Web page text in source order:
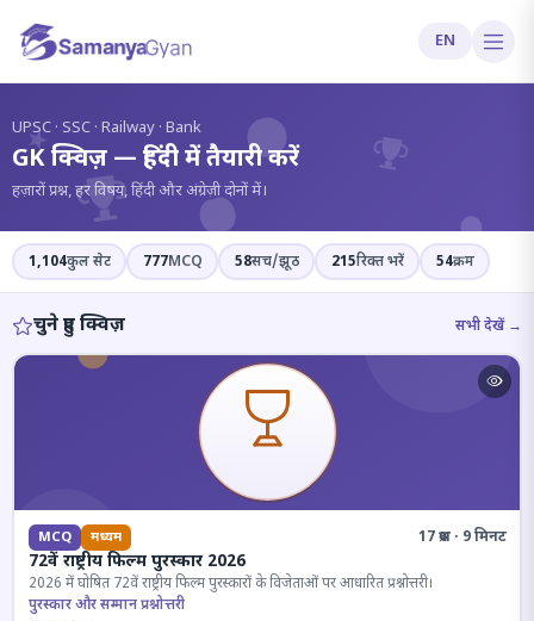
EN
?
UPSC · SSC · Railway · Bank
GK क्विज़ — हिंदी में तैयारी करें
हज़ारों प्रश्न, हर विषय, हिंदी और अंग्रेज़ी दोनों में।
1,104कुल सेट 777MCQ 58सच/झूठ 215रिक्त भरें 54क्रम
चुने हुए क्विज़ सभी देखें →
MCQ मध्यम 17 प्रश्न · 9 मिनट
72वें राष्ट्रीय फिल्म पुरस्कार 2026
2026 में घोषित 72वें राष्ट्रीय फिल्म पुरस्कारों के विजेताओं पर आधारित प्रश्नोत्तरी।
पुरस्कार और सम्मान प्रश्नोत्तरी